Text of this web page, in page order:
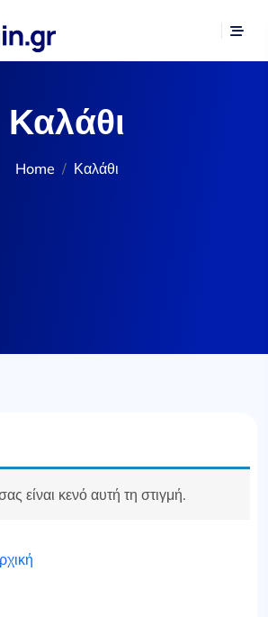
Καλάθι
Home Καλάθι
είναι κενό αυτή τη στιγμή.